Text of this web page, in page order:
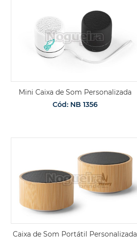
Mini Caixa de Som Personalizada
Cód: NB 1356
Caixa de Som Portátil Personalizada